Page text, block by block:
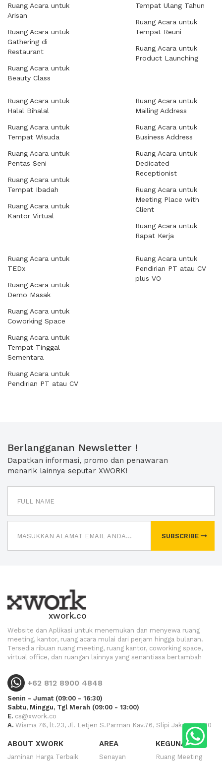
Ruang Acara untuk
Arisan
Ruang Acara untuk
Gathering di
Restaurant
Ruang Acara untuk
Beauty Class
Tempat Ulang Tahun
Ruang Acara untuk
Tempat Reuni
Ruang Acara untuk
Product Launching
Ruang Acara untuk
Halal Bihalal
Ruang Acara untuk
Tempat Wisuda
Ruang Acara untuk
Pentas Seni
Ruang Acara untuk
Tempat Ibadah
Ruang Acara untuk
Kantor Virtual
Ruang Acara untuk
Mailing Address
Ruang Acara untuk
Business Address
Ruang Acara untuk
Dedicated
Receptionist
Ruang Acara untuk
Meeting Place with
Client
Ruang Acara untuk
Rapat Kerja
Ruang Acara untuk
TEDx
Ruang Acara untuk
Demo Masak
Ruang Acara untuk
Coworking Space
Ruang Acara untuk
Tempat Tinggal
Sementara
Ruang Acara untuk
Pendirian PT atau CV
Ruang Acara untuk
Pendirian PT atau CV
plus VO
Berlangganan Newsletter !
Dapatkan informasi, promo dan penawaran
menarik lainnya seputar XWORK!
SUBSCRIBE
xwork.co
Website dan Aplikasi untuk menemukan dan menyewa ruang
meeting, kantor, ruang acara mulai dari perjam hingga bulanan.
Tersedia ribuan ruang meeting, ruang kantor, coworking space,
virtual office, dan ruangan lainnya yang senantiasa bertambah
+62 812 8900 4848
Senin - Jumat (09:00 - 16:30)
Sabtu, Minggu, Tgl Merah (09:00 - 13:00)
E. cs@xwork.co
A. Wisma 76, lt.23, Jl. Letjen S.Parman Kav.76, Slipi Jakarta 11410
ABOUT XWORK
Jaminan Harga Terbaik
AREA
Senayan
KEGUNAAN
Ruang Meeting